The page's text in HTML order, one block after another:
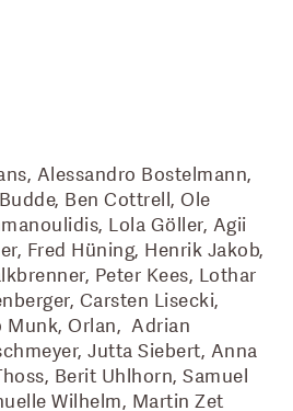
Alessandro Bostelmann,
Ben Cottrell, Ole
Lola Göller, Agii
Fred Hüning, Henrik Jakob,
Peter Kees, Lothar
Carsten Lisecki,
Orlan,  Adrian
Jutta Siebert, Anna
Berit Uhlhorn, Samuel
Wilhelm, Martin Zet